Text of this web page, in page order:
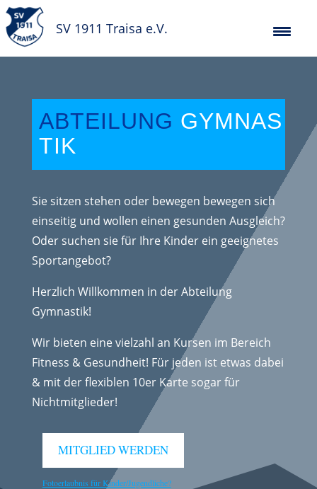
SV 1911 Traisa e.V.
ABTEILUNG GYMNAS
TIK
Sie sitzen stehen oder bewegen bewegen sich
einseitig und wollen einen gesunden Ausgleich?
Oder suchen sie für Ihre Kinder ein geeignetes
Sportangebot?
Herzlich Willkommen in der Abteilung
Gymnastik!
Wir bieten eine vielzahl an Kursen im Bereich
Fitness & Gesundheit! Für jeden ist etwas dabei
& mit der flexiblen 10er Karte sogar für
Nichtmitglieder!
MITGLIED WERDEN
Fotoerlaubnis für Kinder/Jugendliche?